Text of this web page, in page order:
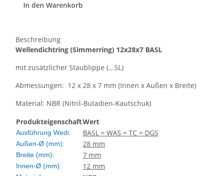
In den Warenkorb
Beschreibung
Wellendichtring (Simmerring) 12x28x7 BASL
mit zusätzlicher Staublippe (...SL)
Abmessungen: 12 x 28 x 7 mm (Innen x Außen x Breite)
Material: NBR (Nitril-Butadien-Kautschuk)
ProdukteigenschaftWert
Ausführung Wedi: BASL = WAS = TC = DGS
Außen-Ø (mm): 28 mm
Breite (mm): 7 mm
Innen-Ø (mm): 12 mm